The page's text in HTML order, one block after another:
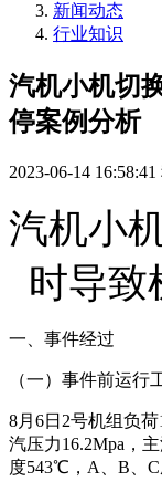
新闻动态
行业知识
汽机小机切
停案例分析
2023-06-14 16:58:41
汽机小
时导致
一、事件经过
（一）事件前运行
8月6日2号机组负
汽压力16.2Mpa，
度543℃，A、B、C